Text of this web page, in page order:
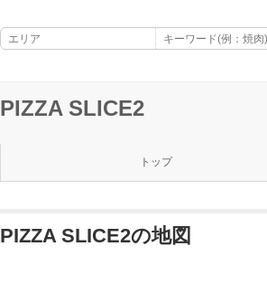
PIZZA SLICE2
トップ
PIZZA SLICE2の地図